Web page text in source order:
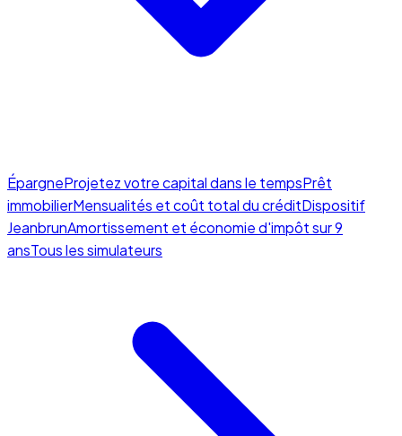
ÉpargneProjetez votre capital dans le tempsPrêt
immobilierMensualités et coût total du créditDispositif
JeanbrunAmortissement et économie d'impôt sur 9
ansTous les simulateurs